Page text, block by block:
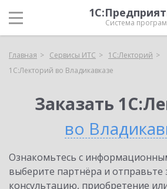
Система
Главная Сервисы ИТС
1С:Лекторий
1С:Лекторий во Владикавказе
Заказать
во
Ознакомьтесь с
выберите партнёра и отправьте
консультацию, приобретение